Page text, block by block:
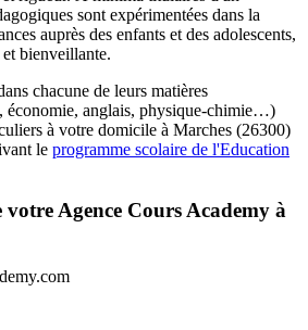
sont expérimentées dans la
auprès des enfants et des adolescents,
bienveillante.
chacune de leurs matières
économie, anglais, physique-chimie…)
à votre domicile à Marches (26300)
le programme scolaire de l'Education
votre Agence Cours Academy à